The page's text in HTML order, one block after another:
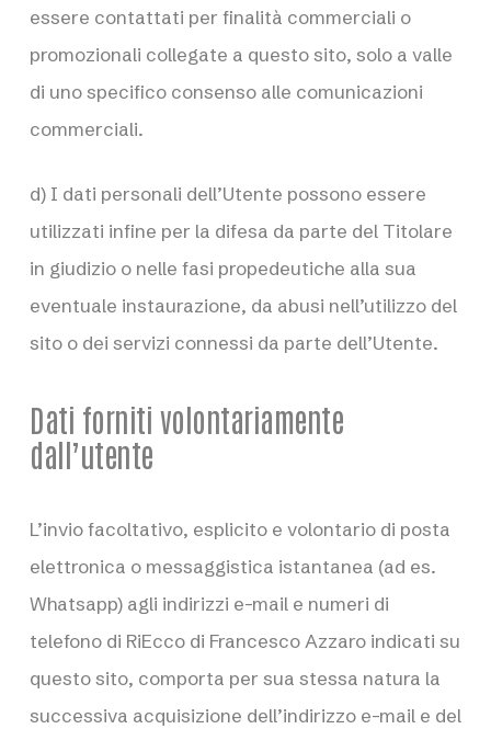
essere contattati per finalità commerciali o
promozionali collegate a questo sito, solo a valle
di uno specifico consenso alle comunicazioni
commerciali.
d) I dati personali dell’Utente possono essere
utilizzati infine per la difesa da parte del Titolare
in giudizio o nelle fasi propedeutiche alla sua
eventuale instaurazione, da abusi nell’utilizzo del
sito o dei servizi connessi da parte dell’Utente.
Dati forniti volontariamente
dall’utente
L’invio facoltativo, esplicito e volontario di posta
elettronica o messaggistica istantanea (ad es.
Whatsapp) agli indirizzi e-mail e numeri di
telefono di RiEcco di Francesco Azzaro indicati su
questo sito, comporta per sua stessa natura la
successiva acquisizione dell’indirizzo e-mail e del